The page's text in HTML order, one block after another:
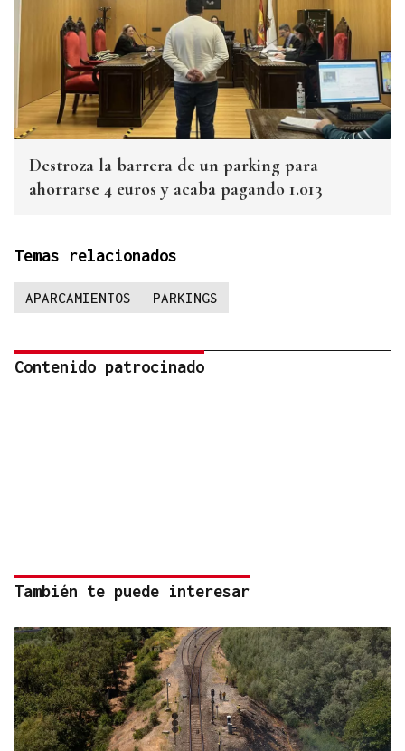
Destroza la barrera de un parking para
ahorrarse 4 euros y acaba pagando 1.013
Temas relacionados
APARCAMIENTOS PARKINGS
Contenido patrocinado
También te puede interesar